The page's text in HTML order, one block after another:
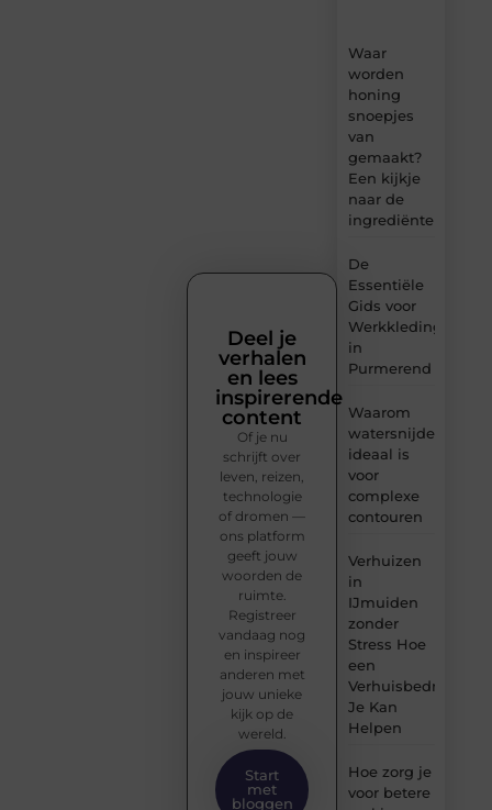
Waar
worden
honing
snoepjes
van
gemaakt?
Een kijkje
naar de
ingrediënten
De
Essentiële
Gids voor
Werkkleding
in
Purmerend
Waarom
watersnijden
ideaal is
voor
complexe
contouren
Verhuizen
in
IJmuiden
zonder
Stress Hoe
een
Verhuisbedrijf
Je Kan
Helpen
Hoe zorg je
voor betere
Deel je
verhalen
en lees
inspirerende
content
Of je nu
schrijft over
leven, reizen,
technologie
of dromen —
ons platform
geeft jouw
woorden de
ruimte.
Registreer
vandaag nog
en inspireer
anderen met
jouw unieke
kijk op de
wereld.
Start
met
bloggen